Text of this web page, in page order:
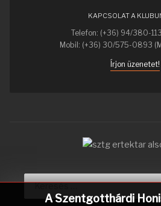
A Szentgotthárdi
KAPCSOLAT A
Telefon: (+36) 94/380-
Mobil: (+36) 30/575-0893
Írjon üzenetet!
Keresés...